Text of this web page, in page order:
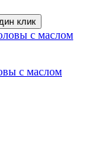
клик
с маслом